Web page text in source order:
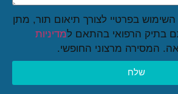
בפרטיי לצורך תיאום תור, מתן
בתיק הרפואי בהתאם ל מדיניות
המסירה מרצוני החופשי.
שלח